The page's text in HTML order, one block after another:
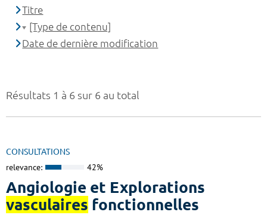
Résultats 1 à 6 sur 6 au total
CONSULTATIONS
relevance: 42%
Angiologie et Explorations
vasculaires fonctionnelles
Titre
[Type de contenu]
Date de dernière modification